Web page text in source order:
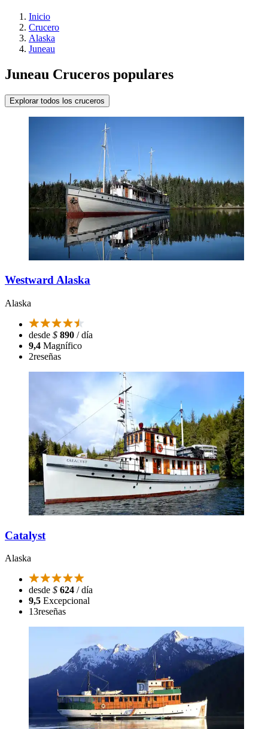
Inicio
Crucero
Alaska
Juneau
Juneau Cruceros populares
Explorar todos los cruceros
Westward Alaska
Alaska
desde $ 890 / día
9,4 Magnífico
2reseñas
Catalyst
Alaska
desde $ 624 / día
9,5 Excepcional
13reseñas